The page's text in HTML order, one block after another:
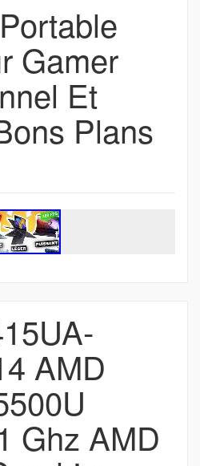
Gamer
Et
Plans
AMD
Ghz AMD